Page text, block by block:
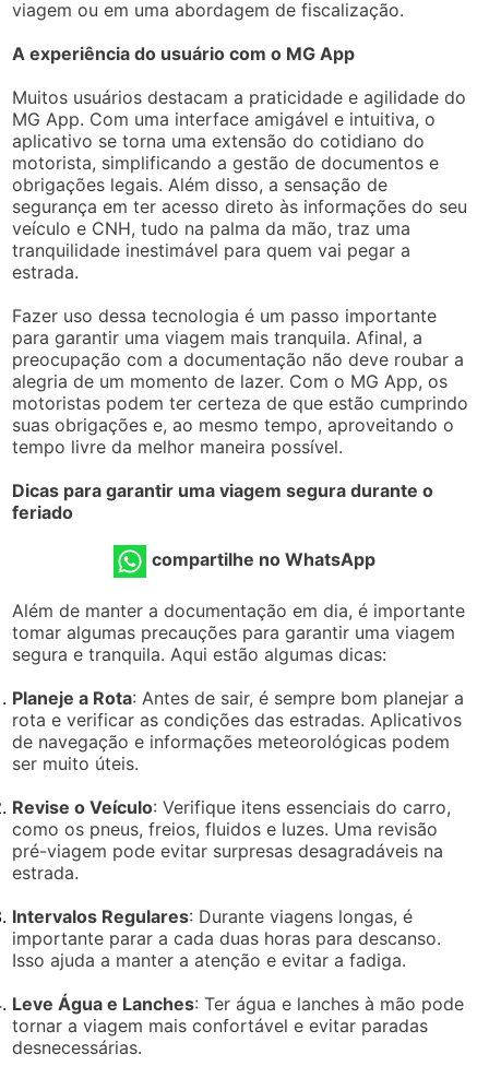
viagem ou em uma abordagem de fiscalização.
A experiência do usuário com o MG App
Muitos usuários destacam a praticidade e agilidade do
MG App. Com uma interface amigável e intuitiva, o
aplicativo se torna uma extensão do cotidiano do
motorista, simplificando a gestão de documentos e
obrigações legais. Além disso, a sensação de
segurança em ter acesso direto às informações do seu
veículo e CNH, tudo na palma da mão, traz uma
tranquilidade inestimável para quem vai pegar a
estrada.
Fazer uso dessa tecnologia é um passo importante
para garantir uma viagem mais tranquila. Afinal, a
preocupação com a documentação não deve roubar a
alegria de um momento de lazer. Com o MG App, os
motoristas podem ter certeza de que estão cumprindo
suas obrigações e, ao mesmo tempo, aproveitando o
tempo livre da melhor maneira possível.
Dicas para garantir uma viagem segura durante o
feriado
compartilhe no WhatsApp
Além de manter a documentação em dia, é importante
tomar algumas precauções para garantir uma viagem
segura e tranquila. Aqui estão algumas dicas:
Planeje a Rota: Antes de sair, é sempre bom planejar a
rota e verificar as condições das estradas. Aplicativos
de navegação e informações meteorológicas podem
ser muito úteis.
Revise o Veículo: Verifique itens essenciais do carro,
como os pneus, freios, fluidos e luzes. Uma revisão
pré-viagem pode evitar surpresas desagradáveis na
estrada.
Intervalos Regulares: Durante viagens longas, é
importante parar a cada duas horas para descanso.
Isso ajuda a manter a atenção e evitar a fadiga.
Leve Água e Lanches: Ter água e lanches à mão pode
tornar a viagem mais confortável e evitar paradas
desnecessárias.